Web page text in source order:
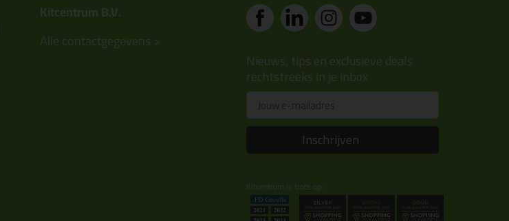
Kitcentrum B.V.
Alle contactgegevens >
Nieuws, tips en exclusieve deals
rechtstreeks in je inbox
Inschrijven
Kitcentrum is trots op: